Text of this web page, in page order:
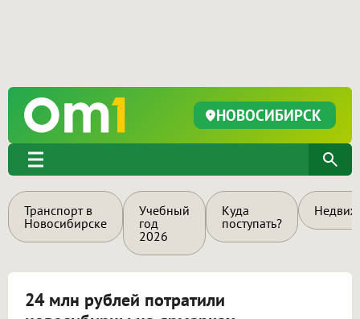
НОВОСИБИРСК
Транспорт в
Новосибирске
Учебный
год
2026
Куда
поступать?
24 млн рублей потратили